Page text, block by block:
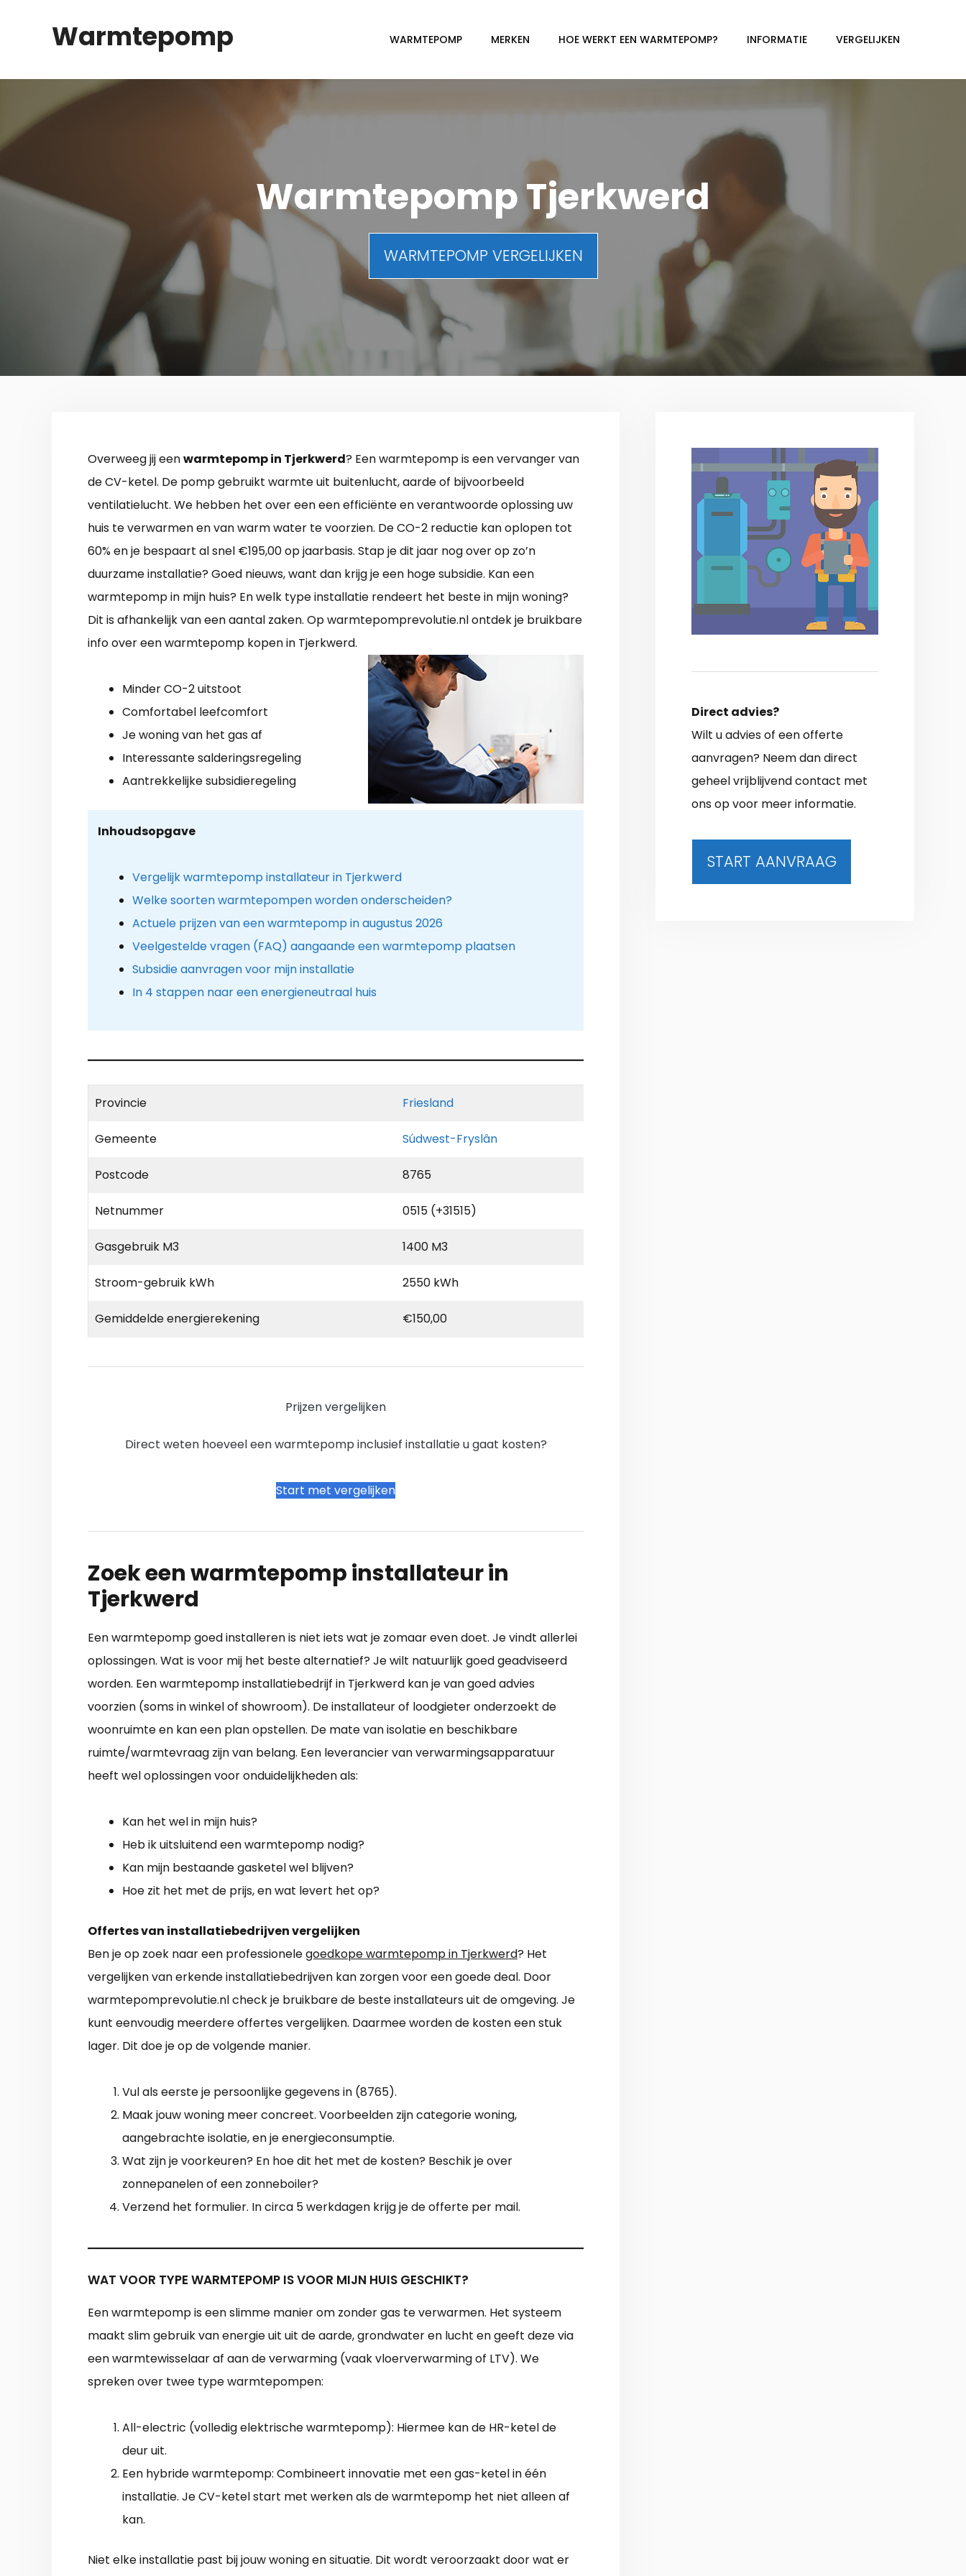
Warmtepomp WARMTEPOMP MERKEN HOE WERKT EEN WARMTEPOMP? INFORMATIE VERGELIJKEN
Warmtepomp Tjerkwerd
WARMTEPOMP VERGELIJKEN
Overweeg jij eenwarmtepomp in Tjerkwerd? Een warmtepomp is een vervanger van
de CV-ketel. De pomp gebruikt warmte uit buitenlucht, aarde of bijvoorbeeld
ventilatielucht. We hebben het over een een efficiënte en verantwoorde oplossing uw
huis te verwarmen en van warm water te voorzien. De CO-2 reductie kan oplopen tot
60% en je bespaart al snel €195,00 op jaarbasis. Stap je dit jaar nog over op zo’n
duurzame installatie? Goed nieuws, want dan krijg je een hoge subsidie. Kan een
warmtepomp in mijn huis? En welk type installatie rendeert het beste in mijn woning?
Dit is afhankelijk van een aantal zaken. Op warmtepomprevolutie.nl ontdek je bruikbare
info over een warmtepomp kopen in Tjerkwerd.
Minder CO-2 uitstoot
Comfortabel leefcomfort
Je woning van het gas af
Interessante salderingsregeling
Aantrekkelijke subsidieregeling
Inhoudsopgave
Vergelijk warmtepomp installateur in Tjerkwerd
Welke soorten warmtepompen worden onderscheiden?
Actuele prijzen van een warmtepomp in augustus 2026
Veelgestelde vragen (FAQ) aangaande een warmtepomp plaatsen
Subsidie aanvragen voor mijn installatie
In 4 stappen naar een energieneutraal huis
Provincie Friesland
Gemeente Súdwest-Fryslân
Postcode 8765
Netnummer 0515 (+31515)
Gasgebruik M3 1400 M3
Stroom-gebruik kWh 2550 kWh
Gemiddelde energierekening €150,00
Prijzen vergelijken
Direct weten hoeveel een warmtepomp inclusief installatie u gaat kosten?
Start met vergelijken
Zoek een warmtepomp installateur in
Tjerkwerd
Een warmtepomp goed installeren is niet iets wat je zomaar even doet. Je vindt allerlei
oplossingen. Wat is voor mij het beste alternatief? Je wilt natuurlijk goed geadviseerd
worden. Een warmtepomp installatiebedrijf in Tjerkwerd kan je van goed advies
voorzien (soms in winkel of showroom). De installateur of loodgieter onderzoekt de
woonruimte en kan een plan opstellen. De mate van isolatie en beschikbare
ruimte/warmtevraag zijn van belang. Een leverancier van verwarmingsapparatuur
heeft wel oplossingen voor onduidelijkheden als:
Kan het wel in mijn huis?
Heb ik uitsluitend een warmtepomp nodig?
Kan mijn bestaande gasketel wel blijven?
Hoe zit het met de prijs, en wat levert het op?
Offertes van installatiebedrijven vergelijken
Ben je op zoek naar een professionelegoedkope warmtepomp in Tjerkwerd? Het
vergelijken van erkende installatiebedrijven kan zorgen voor een goede deal. Door
warmtepomprevolutie.nl check je bruikbare de beste installateurs uit de omgeving. Je
kunt eenvoudig meerdere offertes vergelijken. Daarmee worden de kosten een stuk
lager. Dit doe je op de volgende manier.
Vul als eerste je persoonlijke gegevens in (8765).
Maak jouw woning meer concreet. Voorbeelden zijn categorie woning,
aangebrachte isolatie, en je energieconsumptie.
Wat zijn je voorkeuren? En hoe dit het met de kosten? Beschik je over
zonnepanelen of een zonneboiler?
Verzend het formulier. In circa 5 werkdagen krijg je de offerte per mail.
WAT VOOR TYPE WARMTEPOMP IS VOOR MIJN HUIS GESCHIKT?
Een warmtepomp is een slimme manier om zonder gas te verwarmen. Het systeem
maakt slim gebruik van energie uit uit de aarde, grondwater en lucht en geeft deze via
een warmtewisselaar af aan de verwarming (vaak vloerverwarming of LTV). We
spreken over twee type warmtepompen:
All-electric (volledig elektrische warmtepomp): Hiermee kan de HR-ketel de
deur uit.
Een hybride warmtepomp: Combineert innovatie met een gas-ketel in één
installatie. Je CV-ketel start met werken als de warmtepomp het niet alleen af
kan.
Niet elke installatie past bij jouw woning en situatie. Dit wordt veroorzaakt door wat er
Direct advies?
Wilt u advies of een offerte
aanvragen? Neem dan direct
geheel vrijblijvend contact met
ons op voor meer informatie.
START AANVRAAG